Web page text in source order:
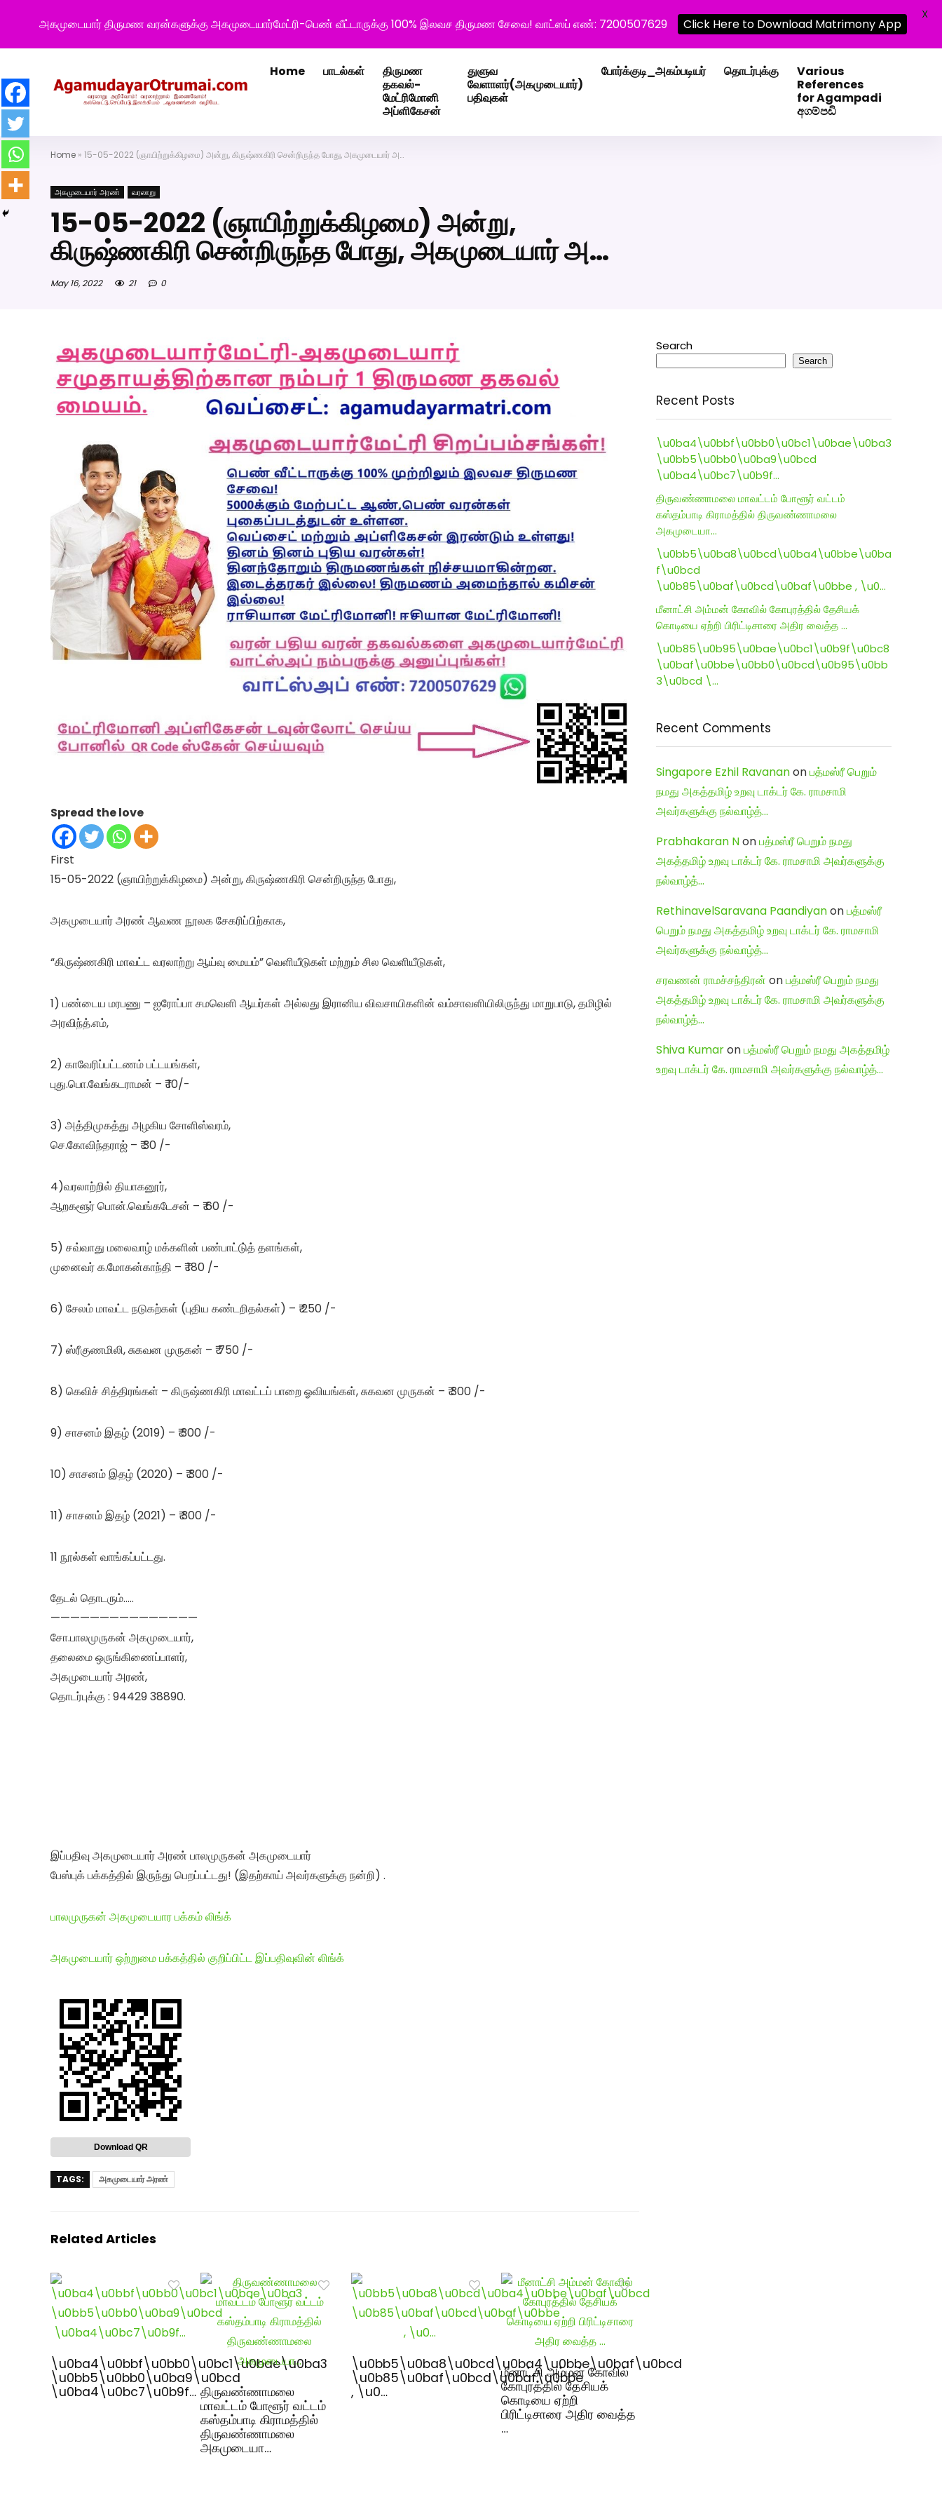
Home பாடல்கள்
திருமண
தகவல்-
மேட்ரிமோனி
அப்ளிகேசன்
துளுவ
வேளாளர்(அகமுடையார்)
பதிவுகள்
போர்க்குடி_அகம்படியர் தொடர்புக்கு
Various
References
for Agampadi
අගම්පඩි
Home » 15-05-2022 (ஞாயிற்றுக்கிழமை) அன்று, கிருஷ்ணகிரி சென்றிருந்த போது, அகமுடையார் அ…
அகமுடையார் அரண் வரலாறு
15-05-2022 (ஞாயிற்றுக்கிழமை) அன்று,
கிருஷ்ணகிரி சென்றிருந்த போது, அகமுடையார் அ…
May 16, 2022 21 0
Spread the love
First
15-05-2022 (ஞாயிற்றுக்கிழமை) அன்று, கிருஷ்ணகிரி சென்றிருந்த போது,
அகமுடையார் அரண் ஆவண நூலக சேகரிப்பிற்காக,
“கிருஷ்ணகிரி மாவட்ட வரலாற்று ஆய்வு மையம்” வெளியீடுகள் மற்றும் சில வெளியீடுகள்,
1) பண்டைய மரபணு – ஐரோப்பா சமவெளி ஆயர்கள் அல்லது இரானிய விவசாயிகளின் வம்சாவளியிலிருந்து மாறுபாடு, தமிழில்
அரவிந்த்.எம்,
2) காவேரிப்பட்டணம் பட்டயங்கள்,
புது.பொ.வேங்கடராமன் – ₹ 10/-
3) அத்திமுகத்து அழகிய சோளிஸ்வரம்,
செ.கோவிந்தராஜ் – ₹ 30 /-
4)வரலாற்றில் தியாகனூர்,
ஆறகளூர் பொன்.வெங்கடேசன் – ₹ 60 /-
5) சவ்வாது மலைவாழ் மக்களின் பண்பாட்டு்த் தளங்கள்,
முனைவர் க.மோகன்காந்தி – ₹ 180 /-
6) சேலம் மாவட்ட நடுகற்கள் (புதிய கண்டறிதல்கள்) – ₹ 250 /-
7) ஸ்ரீகுணமிலி, சுகவன முருகன் – ₹ 750 /-
8) கெவிச் சித்திரங்கள் – கிருஷ்ணகிரி மாவட்டப் பாறை ஓவியங்கள், சுகவன முருகன் – ₹ 300 /-
9) சாசனம் இதழ் (2019) – ₹ 300 /-
10) சாசனம் இதழ் (2020) – ₹ 300 /-
11) சாசனம் இதழ் (2021) – ₹ 300 /-
11 நூல்கள் வாங்கப்பட்டது.
தேடல் தொடரும்…..
———————————————
சோ.பாலமுருகன் அகமுடையார்,
தலைமை ஒருங்கிணைப்பாளர்,
அகமுடையார் அரண்,
தொடர்புக்கு : 94429 38890.
இப்பதிவு அகமுடையார் அரண் பாலமுருகன் அகமுடையார்
பேஸ்புக் பக்கத்தில் இருந்து பெறப்பட்டது! (இதற்காய் அவர்களுக்கு நன்றி) .
பாலமுருகன் அகமுடையார பக்கம் லிங்க்
அகமுடையார் ஒற்றுமை பக்கத்தில் குறிப்பிட்ட இப்பதிவுவின் லிங்க்
Download QR
TAGS: அகமுடையார் அரண்
Related Articles
\u0ba4\u0bbf\u0bb0\u0bc1\u0bae\u0ba3
\u0bb5\u0bb0\u0ba9\u0bcd
\u0ba4\u0bc7\u0b9f… திருவண்ணாமலை
மாவட்டம் போளூர் வட்டம்
கஸ்தம்பாடி கிராமத்தில்
திருவண்ணாமலை
அகமுடையா…
\u0bb5\u0ba8\u0bcd\u0ba4\u0bbe\u0baf\u0bcd
\u0b85\u0baf\u0bcd\u0baf\u0bbe
, \u0…
மீனாட்சி அம்மன் கோவில்
கோபுரத்தில் தேசியக்
கொடியை ஏற்றி
பிரிட்டிசாரை அதிர வைத்த
…
Search
Search
Recent Posts
\u0ba4\u0bbf\u0bb0\u0bc1\u0bae\u0ba3
\u0bb5\u0bb0\u0ba9\u0bcd
\u0ba4\u0bc7\u0b9f…
திருவண்ணாமலை மாவட்டம் போளூர் வட்டம்
கஸ்தம்பாடி கிராமத்தில் திருவண்ணாமலை
அகமுடையா…
\u0bb5\u0ba8\u0bcd\u0ba4\u0bbe\u0ba
f\u0bcd
\u0b85\u0baf\u0bcd\u0baf\u0bbe , \u0…
மீனாட்சி அம்மன் கோவில் கோபுரத்தில் தேசியக்
கொடியை ஏற்றி பிரிட்டிசாரை அதிர வைத்த …
\u0b85\u0b95\u0bae\u0bc1\u0b9f\u0bc8
\u0baf\u0bbe\u0bb0\u0bcd\u0b95\u0bb
3\u0bcd \…
Recent Comments
Singapore Ezhil Ravananonபத்மஸ்ரீ பெறும்
நமது அகத்தமிழ் உறவு டாக்டர் கே. ராமசாமி
அவர்களுக்கு நல்வாழ்த்…
Prabhakaran Nonபத்மஸ்ரீ பெறும் நமது
அகத்தமிழ் உறவு டாக்டர் கே. ராமசாமி அவர்களுக்கு
நல்வாழ்த்…
RethinavelSaravana Paandiyanonபத்மஸ்ரீ
பெறும் நமது அகத்தமிழ் உறவு டாக்டர் கே. ராமசாமி
அவர்களுக்கு நல்வாழ்த்…
சரவணன் ராமச்சந்திரன் onபத்மஸ்ரீ பெறும் நமது
அகத்தமிழ் உறவு டாக்டர் கே. ராமசாமி அவர்களுக்கு
நல்வாழ்த்…
Shiva Kumaronபத்மஸ்ரீ பெறும் நமது அகத்தமிழ்
உறவு டாக்டர் கே. ராமசாமி அவர்களுக்கு நல்வாழ்த்…
அகமுடையார் திருமண வரன்களுக்கு அகமுடையார்மேட்ரி-பெண் வீட்டாருக்கு 100% இலவச திருமண சேவை! வாட்ஸப் எண்: 7200507629 Click Here to Download Matrimony App
X